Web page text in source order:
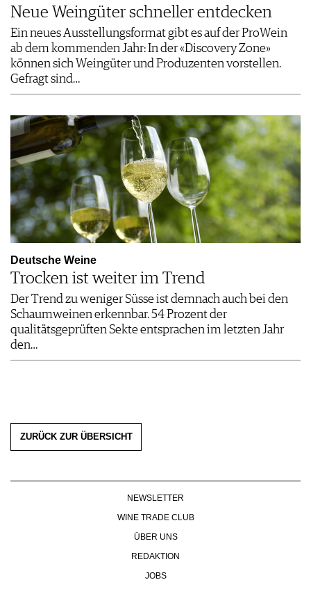
Neue Weingüter schneller entdecken
Ein neues Ausstellungsformat gibt es auf der ProWein
ab dem kommenden Jahr: In der «Discovery Zone»
können sich Weingüter und Produzenten vorstellen.
Gefragt sind…
Deutsche Weine
Trocken ist weiter im Trend
Der Trend zu weniger Süsse ist demnach auch bei den
Schaumweinen erkennbar. 54 Prozent der
qualitätsgeprüften Sekte entsprachen im letzten Jahr
den…
ZURÜCK ZUR ÜBERSICHT
NEWSLETTER
WINE TRADE CLUB
ÜBER UNS
REDAKTION
JOBS